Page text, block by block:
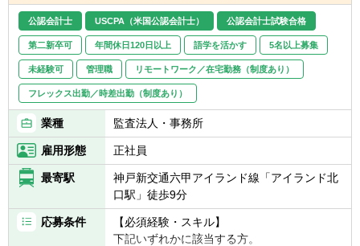
＜両ポジション共通＞
■外国語（英語や中国語）でのコミュニケー
ション力をお持ちの方
上記の他、財務諸表監査・内部統制監査業務
や官公庁向けのアドバイザリー業務に従事す
ることも可能です。
公認会計士 USCPA（米国公認会計士） 公認会計士試験合格
第二新卒可 年間休日120日以上 語学を活かす 5名以上募集
未経験可 管理職 リモートワーク／在宅勤務（制度あり）
フレックス出勤／時差出勤（制度あり）
業種 監査法人・事務所
雇用形態 正社員
最寄駅
神戸新交通六甲アイランド線「アイランド北
口駅」徒歩9分
応募条件
【必須経験・スキル】
下記いずれかに該当する方。